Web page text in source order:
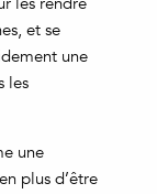
et se
une
les
une
plus d’être